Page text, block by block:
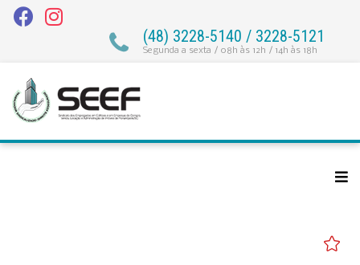
(48) 3228-5140 / 3228-5121
Segunda a sexta / 08h às 12h / 14h às 18h